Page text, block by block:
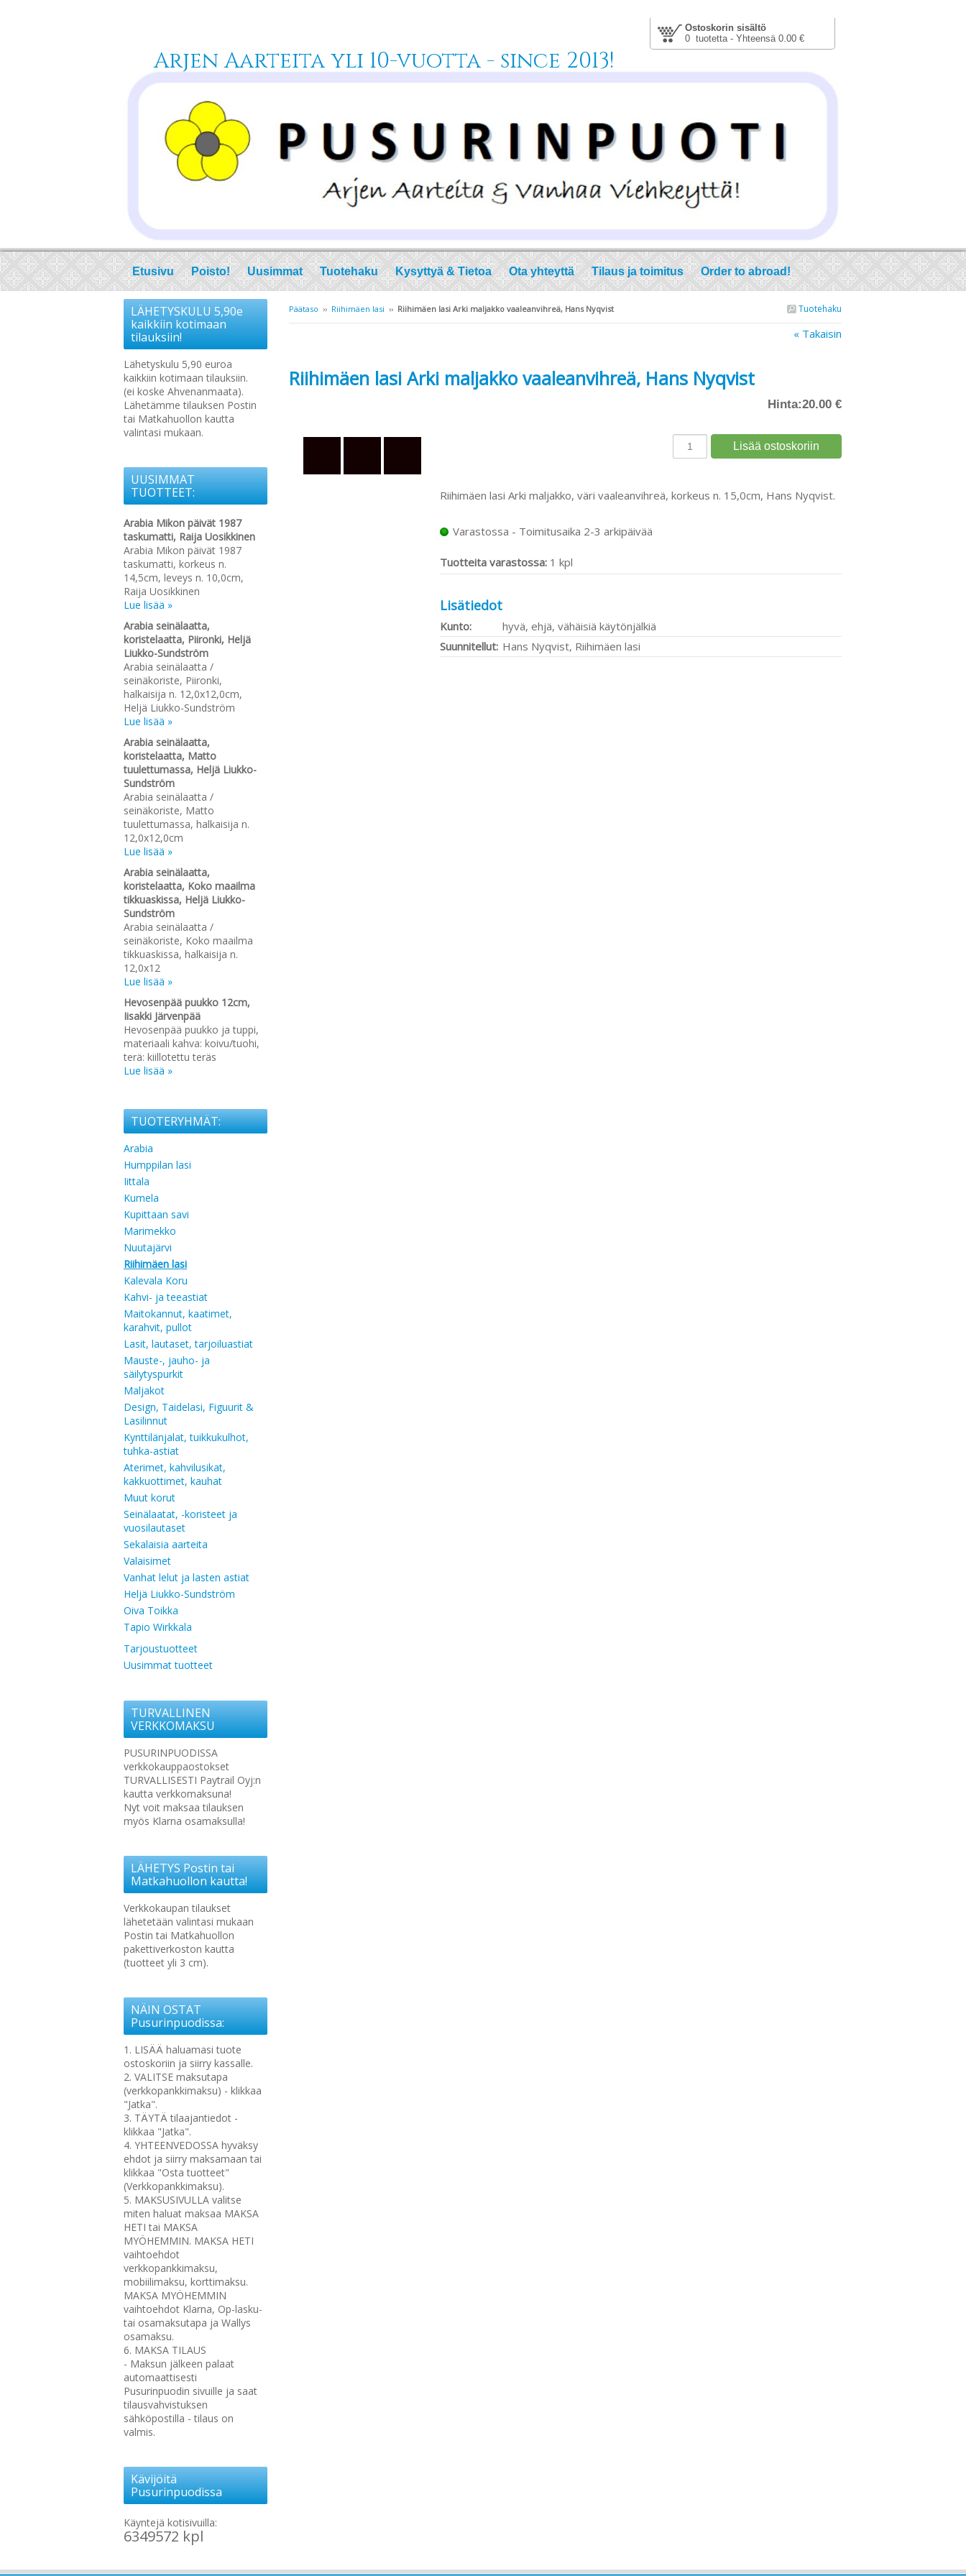
Ostoskorin sisältö
0 tuotetta - Yhteensä 0.00 €
Arjen Aarteita yli 10-vuotta - since 2013!
Etusivu Poisto! Uusimmat Tuotehaku Kysyttyä & Tietoa Ota yhteyttä Tilaus ja toimitus Order to abroad!
Tuotehaku
Päätaso ›› Riihimäen lasi ›› Riihimäen lasi Arki maljakko vaaleanvihreä, Hans Nyqvist
« Takaisin
Riihimäen lasi Arki maljakko vaaleanvihreä, Hans Nyqvist
Hinta:20.00 €
Riihimäen lasi Arki maljakko, väri vaaleanvihreä, korkeus n. 15,0cm, Hans Nyqvist.
Varastossa - Toimitusaika 2-3 arkipäivää
Tuotteita varastossa: 1 kpl
Lisätiedot
Kunto:
hyvä, ehjä, vähäisiä käytönjälkiä
Suunnitellut: Hans Nyqvist, Riihimäen lasi
LÄHETYSKULU 5,90e
kaikkiin kotimaan
tilauksiin!
Lähetyskulu 5,90 euroa
kaikkiin kotimaan tilauksiin.
(ei koske Ahvenanmaata).
Lähetämme tilauksen Postin
tai Matkahuollon kautta
valintasi mukaan.
UUSIMMAT
TUOTTEET:
Arabia Mikon päivät 1987
taskumatti, Raija Uosikkinen
Arabia Mikon päivät 1987
taskumatti, korkeus n.
14,5cm, leveys n. 10,0cm,
Raija Uosikkinen
Lue lisää »
Arabia seinälaatta,
koristelaatta, Piironki, Heljä
Liukko-Sundström
Arabia seinälaatta /
seinäkoriste, Piironki,
halkaisija n. 12,0x12,0cm,
Heljä Liukko-Sundström
Lue lisää »
Arabia seinälaatta,
koristelaatta, Matto
tuulettumassa, Heljä Liukko-
Sundström
Arabia seinälaatta /
seinäkoriste, Matto
tuulettumassa, halkaisija n.
12,0x12,0cm
Lue lisää »
Arabia seinälaatta,
koristelaatta, Koko maailma
tikkuaskissa, Heljä Liukko-
Sundström
Arabia seinälaatta /
seinäkoriste, Koko maailma
tikkuaskissa, halkaisija n.
12,0x12
Lue lisää »
Hevosenpää puukko 12cm,
Iisakki Järvenpää
Hevosenpää puukko ja tuppi,
materiaali kahva: koivu/tuohi,
terä: kiillotettu teräs
Lue lisää »
TUOTERYHMÄT:
Arabia
Humppilan lasi
Iittala
Kumela
Kupittaan savi
Marimekko
Nuutajärvi
Riihimäen lasi
Kalevala Koru
Kahvi- ja teeastiat
Maitokannut, kaatimet,
karahvit, pullot
Lasit, lautaset, tarjoiluastiat
Mauste-, jauho- ja
säilytyspurkit
Maljakot
Design, Taidelasi, Figuurit &
Lasilinnut
Kynttilänjalat, tuikkukulhot,
tuhka-astiat
Aterimet, kahvilusikat,
kakkuottimet, kauhat
Muut korut
Seinälaatat, -koristeet ja
vuosilautaset
Sekalaisia aarteita
Valaisimet
Vanhat lelut ja lasten astiat
Heljä Liukko-Sundström
Oiva Toikka
Tapio Wirkkala
Tarjoustuotteet
Uusimmat tuotteet
TURVALLINEN
VERKKOMAKSU
PUSURINPUODISSA
verkkokauppaostokset
TURVALLISESTI Paytrail Oyj:n
kautta verkkomaksuna!
Nyt voit maksaa tilauksen
myös Klarna osamaksulla!
LÄHETYS Postin tai
Matkahuollon kautta!
Verkkokaupan tilaukset
lähetetään valintasi mukaan
Postin tai Matkahuollon
pakettiverkoston kautta
(tuotteet yli 3 cm).
NÄIN OSTAT
Pusurinpuodissa:
1. LISÄÄ haluamasi tuote
ostoskoriin ja siirry kassalle.
2. VALITSE maksutapa
(verkkopankkimaksu) - klikkaa
"Jatka".
3. TÄYTÄ tilaajantiedot -
klikkaa "Jatka".
4. YHTEENVEDOSSA hyväksy
ehdot ja siirry maksamaan tai
klikkaa "Osta tuotteet"
(Verkkopankkimaksu).
5. MAKSUSIVULLA valitse
miten haluat maksaa MAKSA
HETI tai MAKSA
MYÖHEMMIN. MAKSA HETI
vaihtoehdot
verkkopankkimaksu,
mobiilimaksu, korttimaksu.
MAKSA MYÖHEMMIN
vaihtoehdot Klarna, Op-lasku-
tai osamaksutapa ja Wallys
osamaksu.
6. MAKSA TILAUS
- Maksun jälkeen palaat
automaattisesti
Pusurinpuodin sivuille ja saat
tilausvahvistuksen
sähköpostilla - tilaus on
valmis.
Kävijöitä
Pusurinpuodissa
Käyntejä kotisivuilla:
6349572 kpl